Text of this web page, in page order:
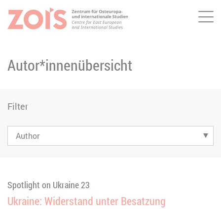
ZUM HAUPTINHALT SPRINGEN
ZUR SUCHE SPRINGEN
Autor*innenübersicht
Filter
Spotlight on Ukraine 23
Ukraine: Widerstand unter Besatzung